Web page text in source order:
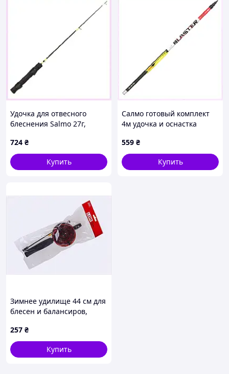
Удочка для отвесного
блеснения Salmo 27г,
724 ₴
Купить
Салмо готовый комплект
4м удочка и оснастка
559 ₴
Купить
Зимнее удилище 44 см для
блесен и балансиров,
257 ₴
Купить